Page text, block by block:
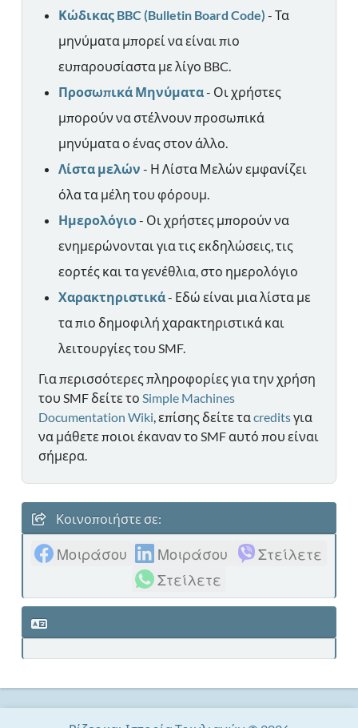
Κώδικας BBC (Bulletin Board Code) - Τα
μηνύματα μπορεί να είναι πιο
ευπαρουσίαστα με λίγο BBC.
Προσωπικά Μηνύματα- Οι χρήστες
μπορούν να στέλνουν προσωπικά
μηνύματα ο ένας στον άλλο.
Λίστα μελών - Η Λίστα Μελών εμφανίζει
όλα τα μέλη του φόρουμ.
Ημερολόγιο- Οι χρήστες μπορούν να
ενημερώνονται για τις εκδηλώσεις, τις
εορτές και τα γενέθλια, στο ημερολόγιο
Χαρακτηριστικά- Εδώ είναι μια λίστα με
τα πιο δημοφιλή χαρακτηριστικά και
λειτουργίες του SMF.
Για περισσότερες πληροφορίες για την χρήση
του SMF δείτε το Simple Machines
Documentation Wiki, επίσης δείτε τα creditsγια
να μάθετε ποιοι έκαναν το SMF αυτό που είναι
σήμερα.
Κοινοποιήστε σε:
Μοιράσου Μοιράσου
Στείλετε
Στείλετε